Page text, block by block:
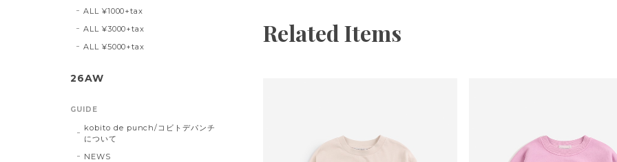
Related Items
ALL ¥1000+tax
ALL ¥3000+tax
ALL ¥5000+tax
26AW
GUIDE
kobito de punch/コビトデパンチ
について
NEWS